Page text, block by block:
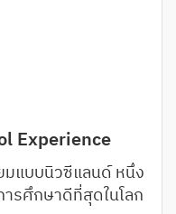
Experience
แบบนิวซีแลนด์ หนึ่ง
รศึกษาดีที่สุดในโลก